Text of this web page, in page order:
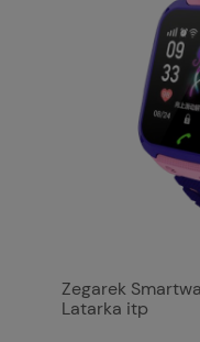
Zegarek
Latarka itp